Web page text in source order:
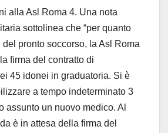
alla Asl Roma 4. Una nota
sottolinea che “per quanto
pronto soccorso, la Asl Roma
firma del contratto di
45 idonei in graduatoria. Si è
a tempo indeterminato 3
assunto un nuovo medico. Al
è in attesa della firma del